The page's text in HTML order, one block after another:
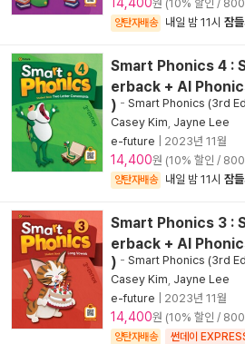
원 (10% 할인 /
양탄자배송 내일 밤 11시 잠
Smart Phonics 4 :
erback + AI
) - Smart Phonics (3rd
Casey Kim Jayne Lee
e-future
2023년 11월
14,400원 (10% 할인 /
양탄자배송 내일 밤 11시 잠
Smart Phonics 3 :
erback + AI
) - Smart Phonics (3rd
Casey Kim Jayne Lee
e-future
2023년 11월
14,400원 (10% 할인 /
양탄자배송 썬데이